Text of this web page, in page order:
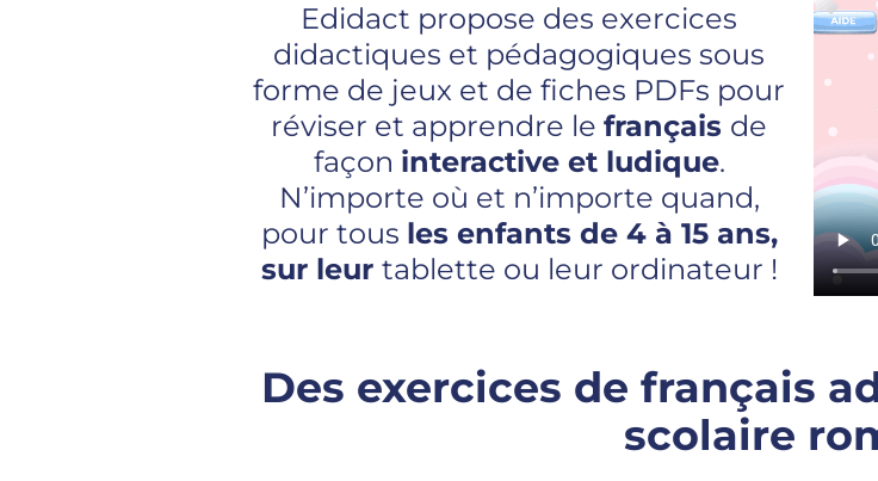
Edidact propose des exercices
didactiques et pédagogiques sous
forme de jeux et de fiches PDFs pour
réviser et apprendre le français de
façon interactive et ludique.
N’importe où et n’importe quand,
pour tous les enfants de 4 à 15 ans,
sur leur tablette ou leur ordinateur !
Des exercices de français
scolaire